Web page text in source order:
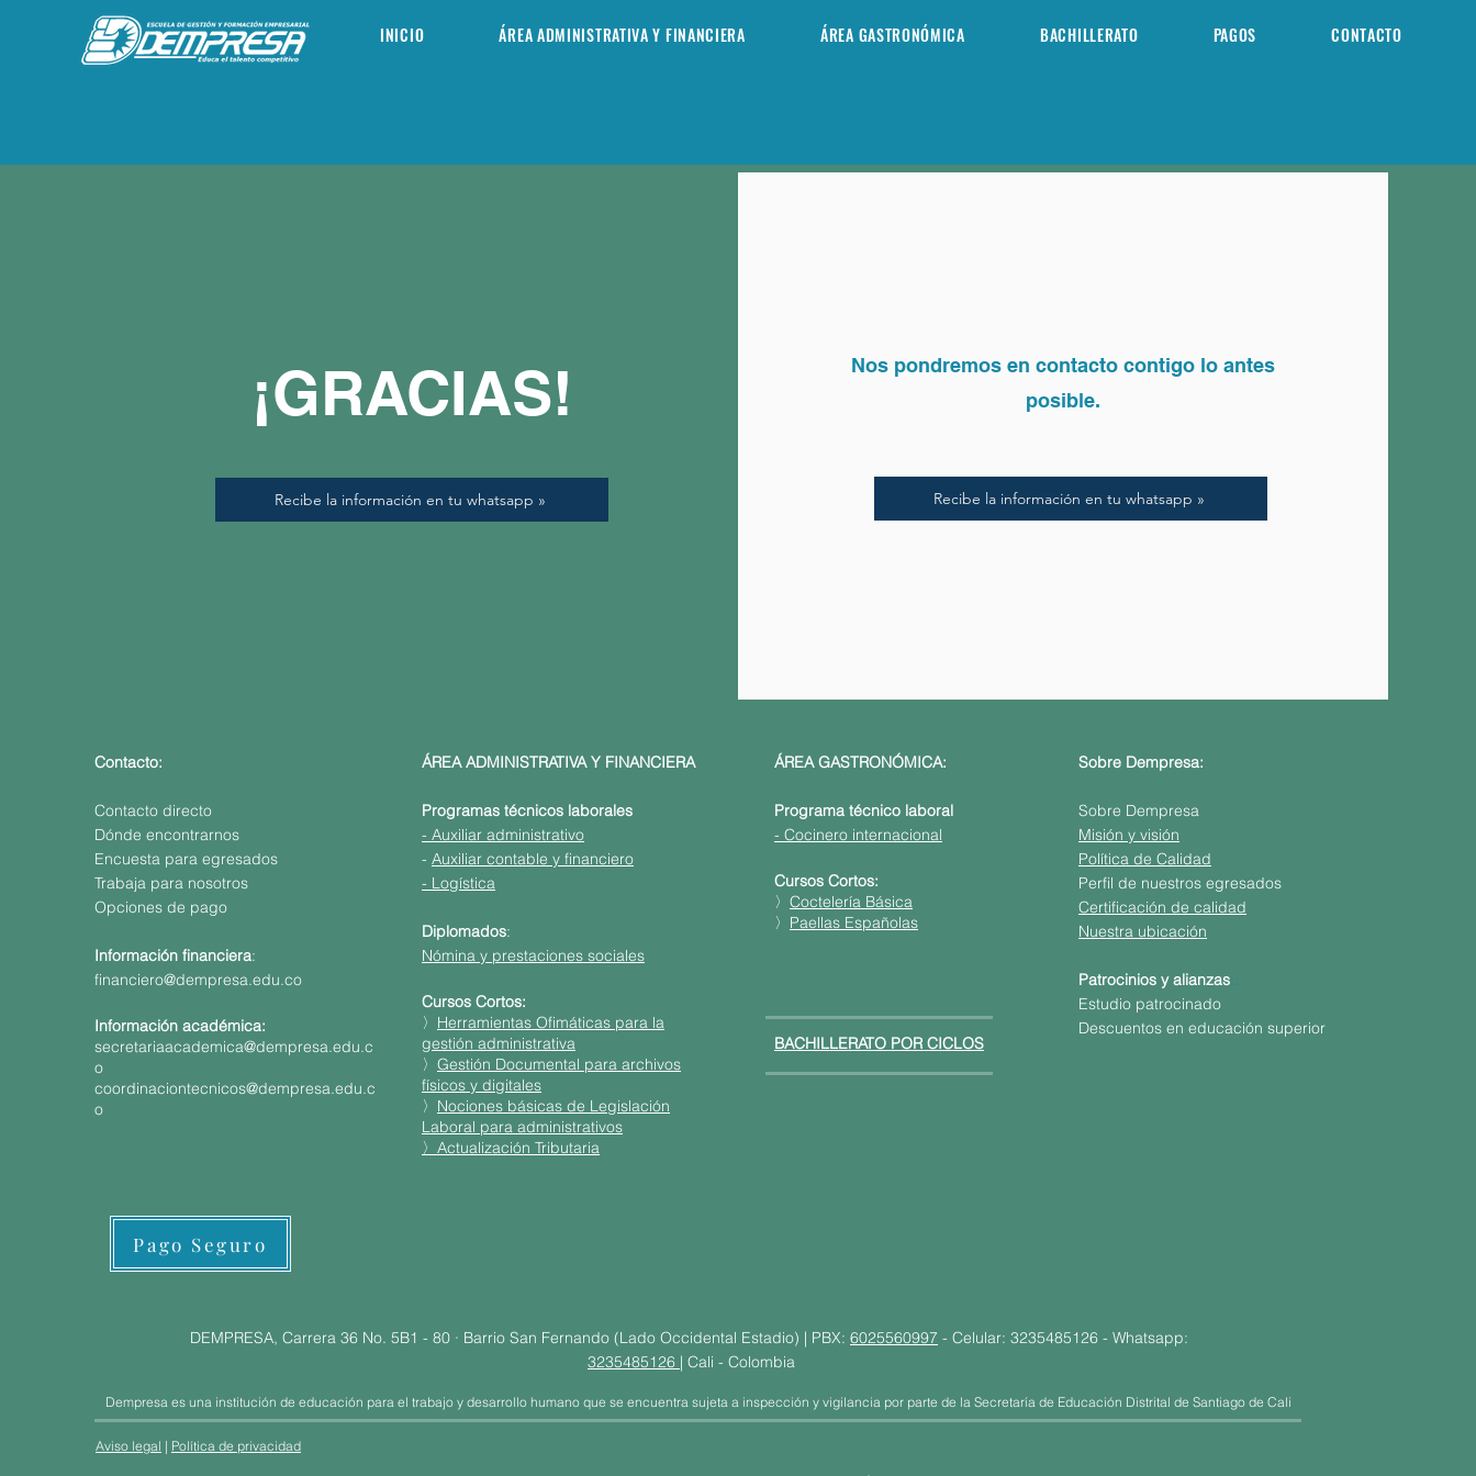
INICIO ÁREA ADMINISTRATIVA Y FINANCIERA ÁREA GASTRONÓMICA BACHILLERATO PAGOS CONTACTO
¡GRACIAS!
Recibe la información en tu whatsapp »
Nos pondremos en contacto contigo lo antes
posible.
Recibe la información en tu whatsapp »
Contacto:
Contacto directo
Dónde encontrarnos
Encuesta para egresados
Trabaja para nosotros
Opciones de pago
Información financiera:
financiero@dempresa.edu.co
Información académica:
secretariaacademica@dempresa.edu.c
o
coordinaciontecnicos@dempresa.edu.c
o
ÁREA ADMINISTRATIVA Y FINANCIERA
Programas técnicos laborales
- Auxiliar administrativo
- Auxiliar contable y financiero
- Logística
Diplomados:
Nómina y prestaciones sociales
Cursos Cortos:
〉 Herramientas Ofimáticas para la
gestión administrativa
〉 Gestión Documental para archivos
físicos y digitales
〉 Nociones básicas de Legislación
Laboral para administrativos
〉 Actualización Tributaria
ÁREA GASTRONÓMICA:
Programa técnico laboral
- Cocinero internacional
Cursos Cortos:
〉 Coctelería Básica
〉 Paellas Españolas
BACHILLERATO POR CICLOS
Sobre Dempresa:
Sobre Dempresa
Misión y visión
Política de Calidad
Perfil de nuestros egresados
Certificación de calidad
Nuestra ubicación
Patrocinios y alianzas::
Estudio patrocinado
Descuentos en educación superior
Pago Seguro
DEMPRESA, Carrera 36 No. 5B1 - 80 · Barrio San Fernando (Lado Occidental Estadio) | PBX: 6025560997 - Celular: 3235485126 - Whatsapp:
3235485126 | Cali - Colombia
Dempresa es una institución de educación para el trabajo y desarrollo humano que se encuentra sujeta a inspección y vigilancia por parte de la Secretaría de Educación Distrital de Santiago de Cali
Aviso legal | Política de privacidad